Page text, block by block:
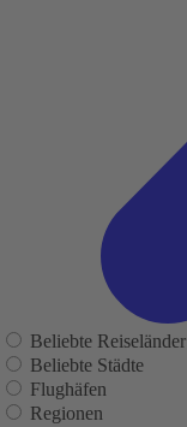
Beliebte Reiseländer
Beliebte Städte
Flughäfen
Regionen